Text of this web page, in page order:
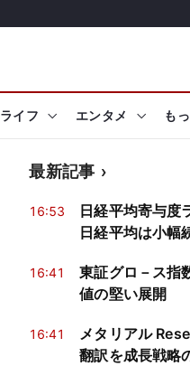
ライフ エンタメ も
最新記事
16:53
日経平均寄与度
日経平均は小幅
下げ
16:41
東証グロ－ス指
値の堅い展開
16:41
メタリアル
翻訳を成長戦略